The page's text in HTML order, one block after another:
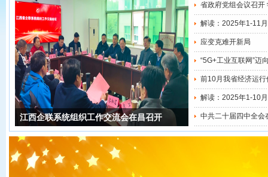
江西企联系统组织工作交流会在昌召开
省政府党组会议召开
解读：2025年1-11
应变克难开新局
“5G+工业互联网”迈
前10月我省经济运行
解读：2025年1-10
中共二十届四中全会